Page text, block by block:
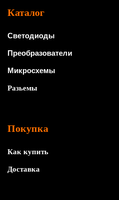
Каталог
Светодиоды
Преобразователи
Микросхемы
Разьемы
Покупка
Как купить
Доставка